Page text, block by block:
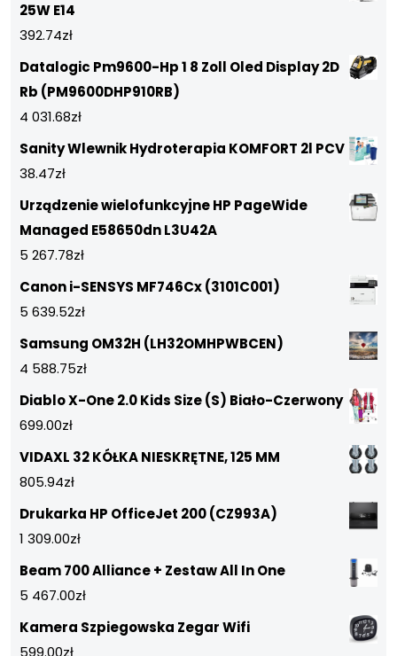
25W E14
392.74zł
Datalogic Pm9600-Hp 1 8 Zoll Oled Display 2D
Rb (PM9600DHP910RB)
4 031.68zł
Sanity Wlewnik Hydroterapia KOMFORT 2l PCV
38.47zł
Urządzenie wielofunkcyjne HP PageWide
Managed E58650dn L3U42A
5 267.78zł
Canon i-SENSYS MF746Cx (3101C001)
5 639.52zł
Samsung OM32H (LH32OMHPWBCEN)
4 588.75zł
Diablo X-One 2.0 Kids Size (S) Biało-Czerwony
699.00zł
VIDAXL 32 KÓŁKA NIESKRĘTNE, 125 MM
805.94zł
Drukarka HP OfficeJet 200 (CZ993A)
1 309.00zł
Beam 700 Alliance + Zestaw All In One
5 467.00zł
Kamera Szpiegowska Zegar Wifi
599.00zł